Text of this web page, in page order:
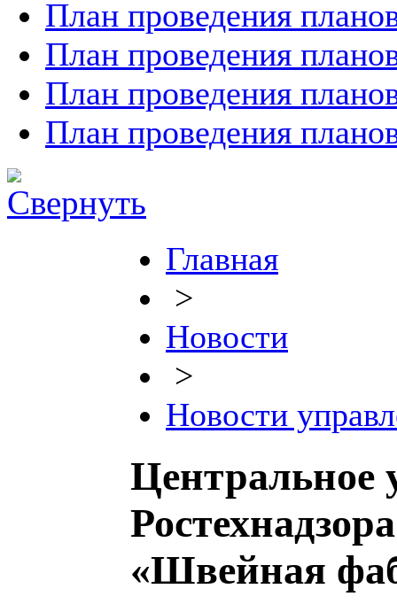
План проведения
План проведения
План проведения
План проведения
Главная
>
Новости
>
Новости
Центральное
«Швейная